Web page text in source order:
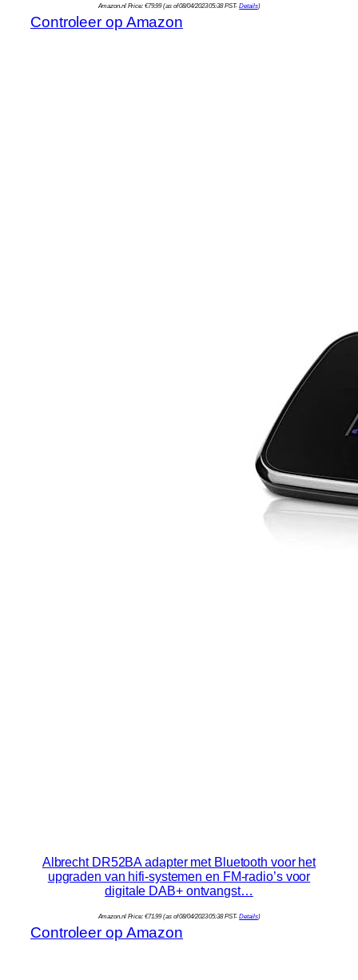
Amazon.nl Price: €79.99(as of 08/04/2023 05:38 PST-Details)
Controleer op Amazon
Albrecht DR52BA adapter met Bluetooth voor het
upgraden van hifi-systemen en FM-radio’s voor
digitale DAB+ ontvangst…
Amazon.nl Price: €71.99(as of 08/04/2023 05:38 PST-Details)
Controleer op Amazon